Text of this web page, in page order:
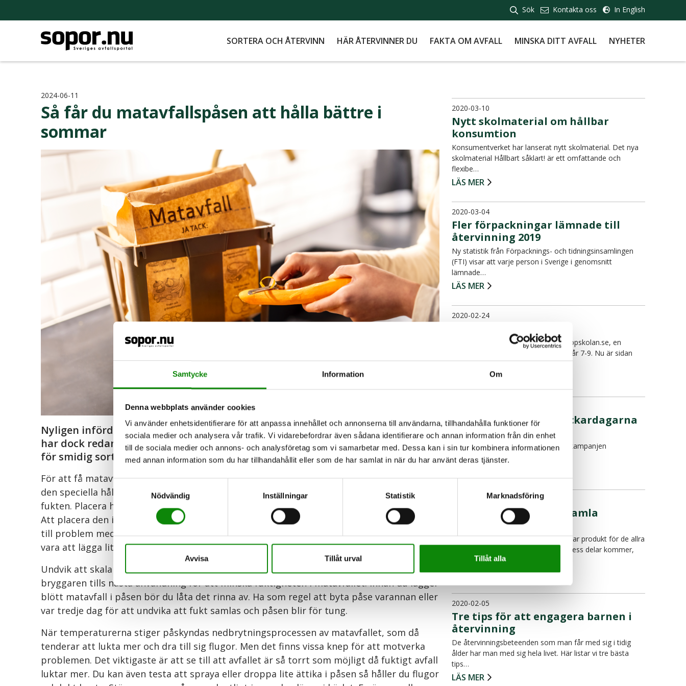
Samtycke Information Om
Denna webbplats använder cookies
Vi använder enhetsidentifierare för att anpassa innehållet och annonserna till användarna, tillhandahålla funktioner för
sociala medier och analysera vår trafik. Vi vidarebefordrar även sådana identifierare och annan information från din enhet
till de sociala medier och annons- och analysföretag som vi samarbetar med. Dessa kan i sin tur kombinera informationen
med annan information som du har tillhandahållit eller som de har samlat in när du har använt deras tjänster.
Nödvändig
Inställningar Statistik Marknadsföring
Avvisa Tillåt urval Tillåt alla
Sök Kontakta oss In English
SORTERA OCH ÅTERVINN HÄR ÅTERVINNER DU FAKTA OM AVFALL MINSKA DITT AVFALL NYHETER
2024-06-11
Så får du matavfallspåsen att hålla bättre i
sommar
Nyligen infördes en lag som kräver att matavfall ska sorteras separat. Många
har dock redan erfarenhet av att sortera sitt matavfall. Här kommer några tips
för smidig sortering av matavfall.
För att få matavfallspåsen att hålla längre är det viktigt att hålla den torr. Använd alltid
den speciella hållaren som låter luften cirkulera runt påsen och hjälper till att avdunsta
fukten. Placera hållaren luftigt, helst för sig själv i lådan eller i skåpet under diskbänken.
Att placera den i en hink kan försämra ventilationen och göra påsen fuktig, vilket kan leda
till problem med att hålla den hel och torr. Ytterligare tips för att hålla påsen torr kan
vara att lägga lite använt hushållspapper och servetter i matavfallet.
Undvik att skala potatis och grönsaker med rinnande vatten och låt kaffefiltret sitta kvar i
bryggaren tills nästa användning för att minska fuktigheten i matavfallet. Innan du lägger
blött matavfall i påsen bör du låta det rinna av. Ha som regel att byta påse varannan eller
var tredje dag för att undvika att fukt samlas och påsen blir för tung.
När temperaturerna stiger påskyndas nedbrytningsprocessen av matavfallet, som då
tenderar att lukta mer och dra till sig flugor. Men det finns vissa knep för att motverka
problemen. Det viktigaste är att se till att avfallet är så torrt som möjligt då fuktigt avfall
luktar mer. Du kan även testa att spraya eller droppa lite ättika i påsen så håller du flugor
2020-03-10
Nytt skolmaterial om hållbar
konsumtion
Konsumentverket har lanserat nytt skolmaterial. Det nya
skolmaterial Hållbart såklart! är ett omfattande och
flexibe…
LÄS MER
2020-03-04
Fler förpackningar lämnade till
återvinning 2019
Ny statistik från Förpacknings- och tidningsinsamlingen
(FTI) visar att varje person i Sverige i genomsnitt
lämnade…
LÄS MER
2020-02-24
Sedan flera år driver Avfall Sverige sopskolan.se, en
webbplats med skolmaterial för skolår 7-9. Nu är sidan
uppdate…
Anmälan till Skräpplockardagarna
2020 öppen!
Nu är anmälan till Håll Sverige Rent kampanjen
Skräpplockardagarna öppen.
2020-02-06
Vad händer med min gamla
I Sverige är mobiltelefonen en självklar produkt för de allra
flesta. Men kunskapen om varifrån dess delar kommer,
LÄS MER
2020-02-05
Tre tips för att engagera barnen i
återvinning
De återvinningsbeteenden som man får med sig i tidig
ålder har man med sig hela livet. Här listar vi tre bästa
tips…
LÄS MER